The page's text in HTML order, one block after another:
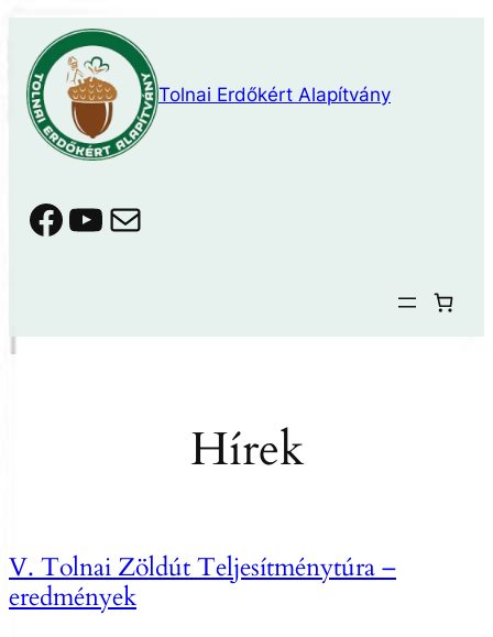
Ugrás
tartalomhoz
Tolnai Erdőkért Alapítvány
Facebook
YouTube
Mail
Hírek
V. Tolnai Zöldút Teljesítménytúra –
eredmények